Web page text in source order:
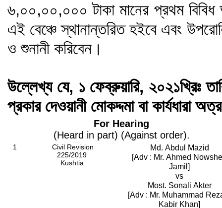
৬,০০,০০,০০০ টাকা মানের প্রথম
এই বেঞ্চে স্থানান্তরিত হইবে এবং
ও শুনানী করিবেন।
উল্লেখ্য যে, ১ ফেব্রুয়ারি, ২০২১খ্রিঃ
প্রকার দেওয়ানী মোকদ্দমা বা কার্যধারা
For Hearing
(Heard in part) (Against order).
1
Civil Revision
225/2019
Kushtia
Md. Abdul Mazid
[Adv : Mr. Ahmed
Jamil]
vs
Most. Sonali Akter
[Adv : Mr. Muhammad
Kabir Khan]